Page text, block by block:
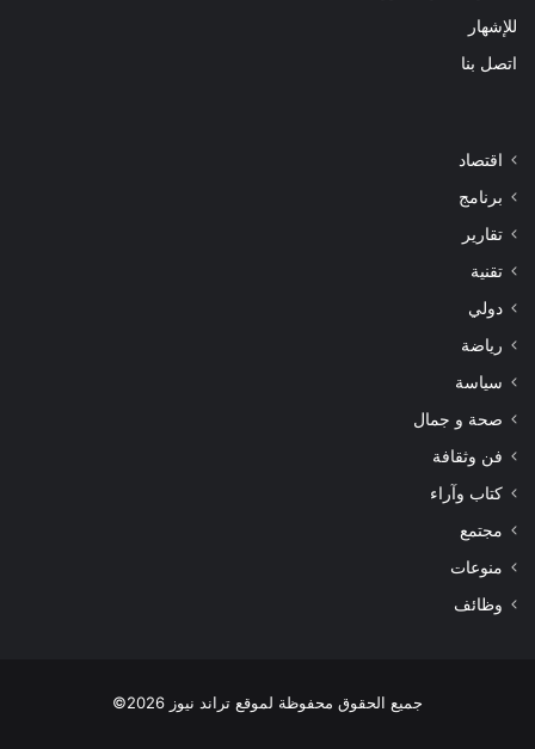
للإشهار
اتصل بنا
اقتصاد
برنامج
تقارير
تقنية
دولي
رياضة
سياسة
صحة و جمال
فن وثقافة
كتاب وآراء
مجتمع
منوعات
وظائف
جميع الحقوق محفوظة لموقع تراند نيوز 2026©